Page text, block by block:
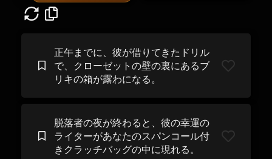
正午までに、彼が借りてきたドリル
で、クローゼットの壁の裏にあるブ
リキの箱が露わになる。
脱落者の夜が終わると、彼の幸運の
ライターがあなたのスパンコール付
きクラッチバッグの中に現れる。